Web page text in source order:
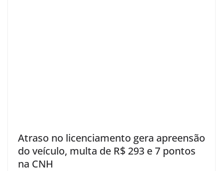
Atraso no licenciamento gera apreensão
do veículo, multa de R$ 293 e 7 pontos
na CNH